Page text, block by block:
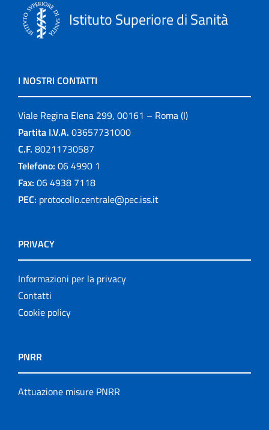
Istituto Superiore di Sanità
I NOSTRI CONTATTI
Viale Regina Elena 299, 00161 – Roma (I)
Partita I.V.A. 03657731000
C.F. 80211730587
Telefono: 06 4990 1
Fax: 06 4938 7118
PEC: protocollo.centrale@pec.iss.it
PRIVACY
Informazioni per la privacy
Contatti
Cookie policy
PNRR
Attuazione misure PNRR